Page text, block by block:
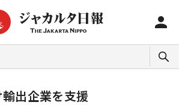
出企業を支援